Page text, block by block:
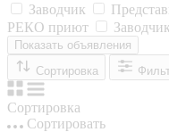
Заводчик
РЕКО приют
Показать объявления
Сортировка
Сортировка
Сортировать